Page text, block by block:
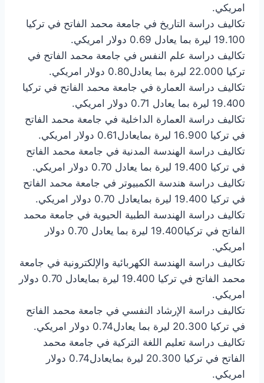
امريكي.
تكاليف دراسة التاريخ في جامعة محمد الفاتح في تركيا
19.100 ليرة بما يعادل 0.69 دولار امريكي.
تكاليف دراسة علم النفس في جامعة محمد الفاتح في
تركيا 22.000 ليرة بما يعادل0.80 دولار امريكي.
تكاليف دراسة العمارة في جامعة محمد الفاتح في تركيا
19.400 ليرة بما يعادل 0.71 دولار امريكي.
تكاليف دراسة العمارة الداخلية في جامعة محمد الفاتح
في تركيا 16.900 ليرة بمايعادل0.61 دولار امريكي.
تكاليف دراسة الهندسة المدنية في جامعة محمد الفاتح
في تركيا 19.400 ليرة بما يعادل 0.70 دولار امريكي.
تكاليف دراسة هندسة الكمبيوتر في جامعة محمد الفاتح
في تركيا 19.400 ليرة بمايعادل 0.70 دولار امريكي.
تكاليف دراسة الهندسة الطبية الحيوية في جامعة محمد
الفاتح في تركيا19.400 ليرة بما يعادل 0.70 دولار
امريكي.
تكاليف دراسة الهندسة الكهربائية والإلكترونية في جامعة
محمد الفاتح في تركيا 19.400 ليرة بمايعادل 0.70 دولار
امريكي.
تكاليف دراسة الإرشاد النفسي في جامعة محمد الفاتح
في تركيا 20.300 ليرة بما يعادل0.74 دولار امريكي.
تكاليف دراسة تعليم اللغة التركية في جامعة محمد
الفاتح في تركيا 20.300 ليرة بمايعادل0.74 دولار
امريكي.